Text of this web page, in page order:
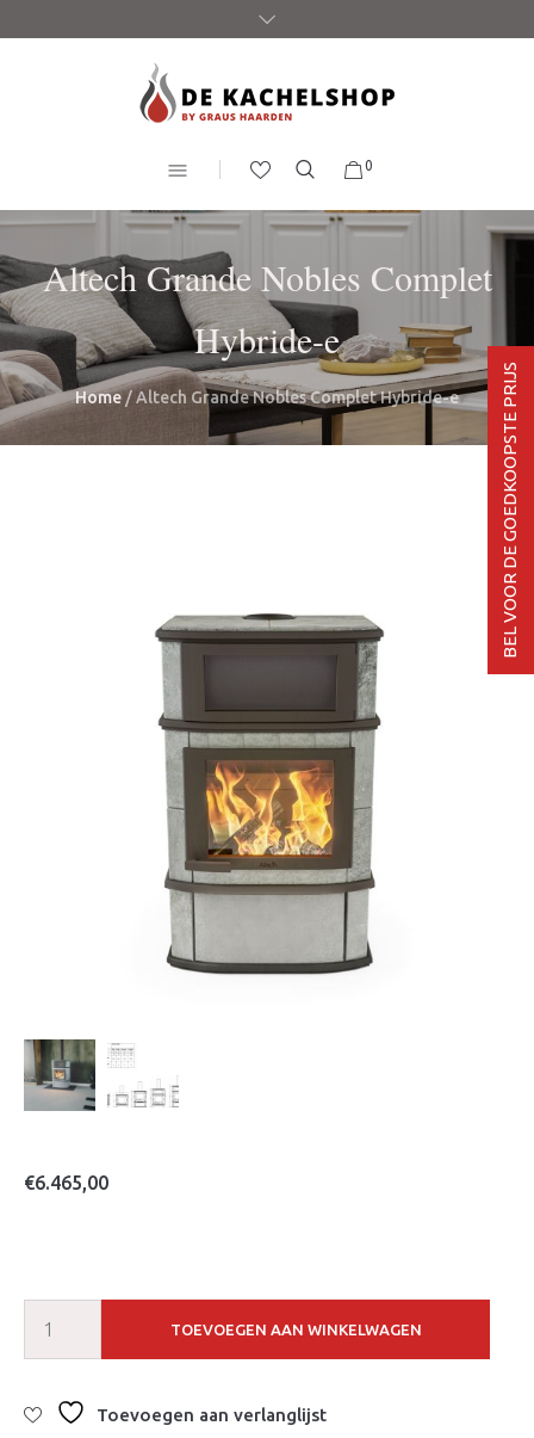
0
Altech Grande Nobles Complet
Hybride-e
Home / Altech Grande Nobles Complet Hybride-e
€6.465,00
TOEVOEGEN AAN WINKELWAGEN
Toevoegen aan verlanglijst
BEL VOOR DE GOEDKOOPSTE PRIJS